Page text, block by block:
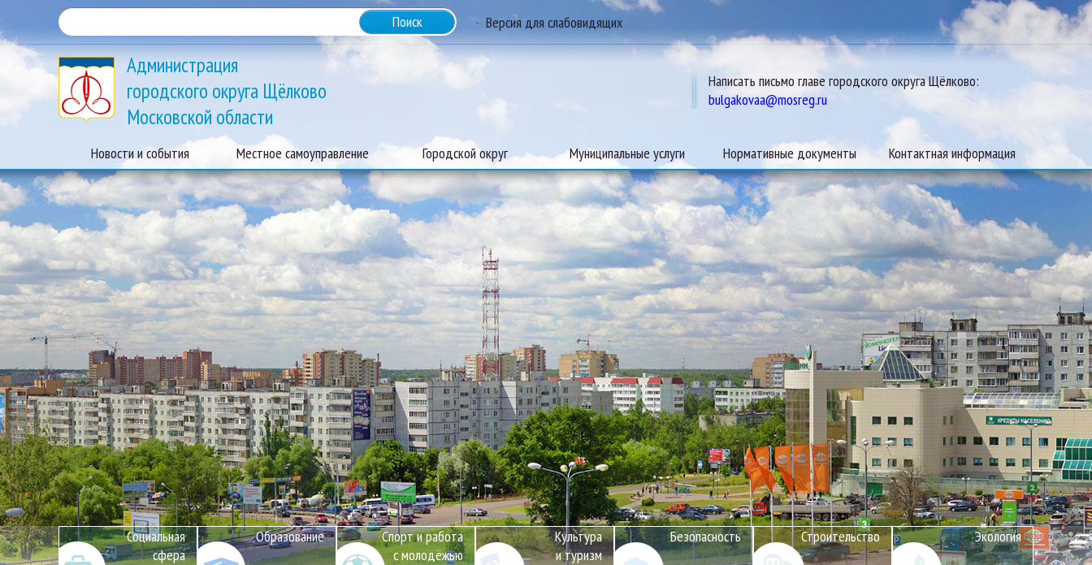
Версия для слабовидящих
Администрация
городского округа Щёлково
Московской области
Написать письмо главе городского округа Щёлково:
bulgakovaa@mosreg.ru
Новости и события Местное самоуправление Городской округ Муниципальные услуги Нормативные документы Контактная информация
Социальная
сфера
Образование
Спорт и работа
с молодёжью
Культура
и туризм
Безопасность Строительство Экология